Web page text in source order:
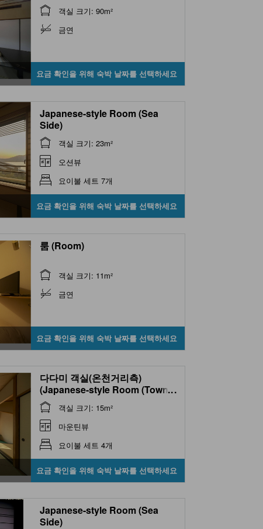
객실 크기: 90m²
금연
요금 확인을 위해 숙박 날짜를 선택하세요
Japanese-style Room (Sea
Side)
객실 크기: 23m²
오션뷰
요이불 세트 7개
요금 확인을 위해 숙박 날짜를 선택하세요
룸 (Room)
객실 크기: 11m²
금연
요금 확인을 위해 숙박 날짜를 선택하세요
다다미 객실(온천거리측)
(Japanese-style Room (Town
Side))
...
객실 크기: 15m²
마운틴뷰
요이불 세트 4개
요금 확인을 위해 숙박 날짜를 선택하세요
Japanese-style Room (Sea
Side)